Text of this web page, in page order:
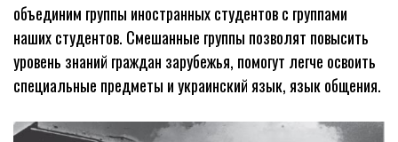
объединим группы иностранных студентов с группами
наших студентов. Смешанные группы позволят повысить
уровень знаний граждан зарубежья, помогут легче освоить
специальные предметы и украинский язык, язык общения.